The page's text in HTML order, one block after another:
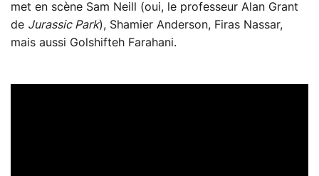
met en scène Sam Neill (oui, le professeur Alan Grant
de Jurassic Park), Shamier Anderson, Firas Nassar,
mais aussi Golshifteh Farahani.